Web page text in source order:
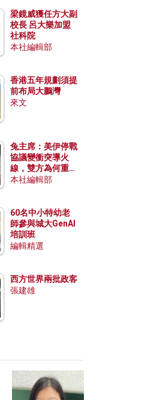
梁鏡威獲任方大副
校長 呂大樂加盟
社科院
本社編輯部
香港五年規劃須提
前布局大鵬灣
來文
兔主席：美伊停戰
協議變衝突導火
線，雙方為何重啟
戰爭？伊朗一早洞
本社編輯部
60名中小特幼老
師參與城大GenAI
培訓班
編輯精選
西方世界兩批政客
張建雄